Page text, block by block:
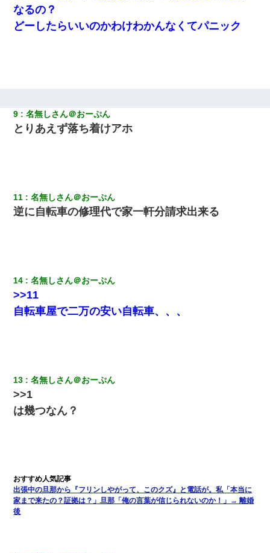
出張中の旦那から『フリンしやがって、このクズ』と電話が。私
「本当に家まで来たの？証拠は？」旦那「俺の言葉が信じられな
【GJ!】会社から帰宅中、広い駐車場にエンジンかけっ放しの車を
発見。しかも「ヒィ～」みたいな声も聞こえてきたので気になっ
て近寄ったら女の子がおっさんの下敷きになってた
【クズ】昔、兄がお見合いして「ブスすぎｗｗｗ」と断った女性
が、兄の同級生と結婚。それを知った兄は荒れ狂い、｢嫁さん、俺
10年ほど前、息子がまだ年中だった時に離婚したんだけど、一昨
年の暮れに突然息子が職場を訪ねてきた。
義兄嫁「娘が大学に入ったら下宿させて」私「しつこい、学校斡
旋のアパートに行け」→ 旦那が義兄に通報したら「志望校を変え
ろ！」とキレて・・・
近所のお寺に住み込みで手伝いしてる知的障害のオッサンがい
た。ある日、オッサンが火かき棒を持って顔を真っ赤にしながら
走り回っていて…
なるの？
どーしたらいいのかわけわかんなくてパニック
9 名無しさん＠おーぷん
とりあえず落ち着けアホ
11 名無しさん＠おーぷん
逆に自転車の修理代で家一軒分請求出来る
14 名無しさん＠おーぷん
>>11
自転車屋で二万の安い自転車、、、
13 名無しさん＠おーぷん
>>1
は幾つなん？
出張中の旦那から『フリンしやがって、このクズ』と電話が。私「本当に
家まで来たの？証拠は？」旦那「俺の言葉が信じられないのか！」→ 離婚
後